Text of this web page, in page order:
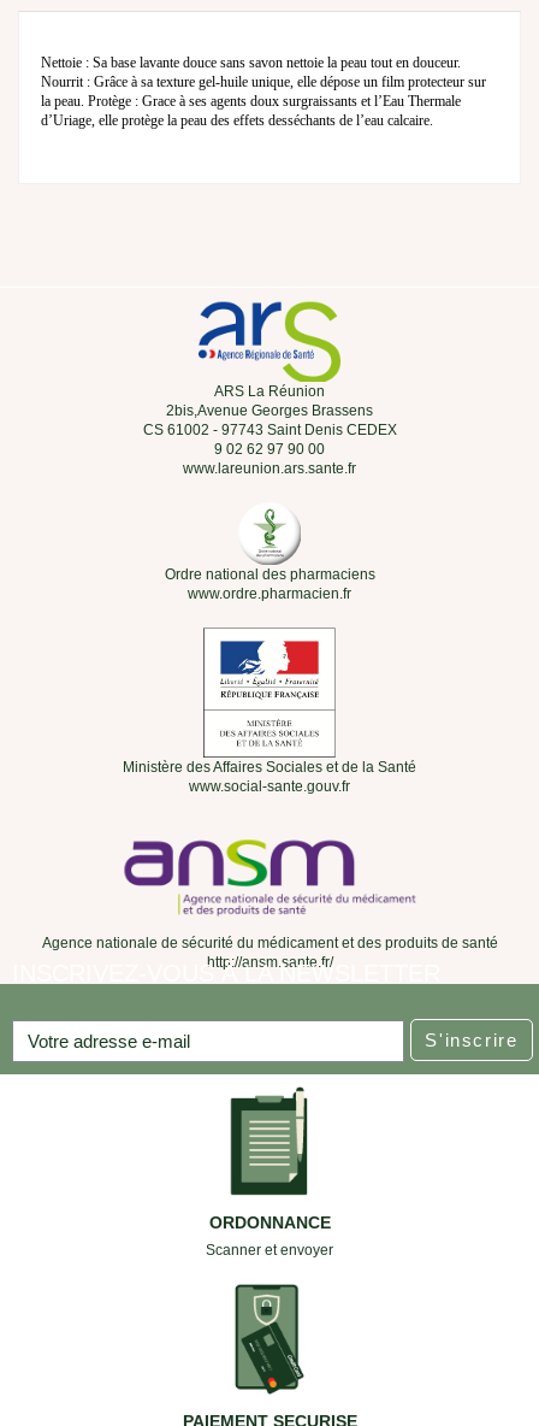
Nettoie : Sa base lavante douce sans savon nettoie la peau tout en douceur.
Nourrit : Grâce à sa texture gel-huile unique, elle dépose un film protecteur sur
la peau. Protège : Grace à ses agents doux surgraissants et l’Eau Thermale
d’Uriage, elle protège la peau des effets desséchants de l’eau calcaire.
ARS La Réunion
2bis,Avenue Georges Brassens
CS 61002 - 97743 Saint Denis CEDEX
9 02 62 97 90 00
www.lareunion.ars.sante.fr
Ordre national des pharmaciens
www.ordre.pharmacien.fr
Ministère des Affaires Sociales et de la Santé
www.social-sante.gouv.fr
Agence nationale de sécurité du médicament et des produits de santé
http://ansm.sante.fr/
INSCRIVEZ-VOUS À LA NEWSLETTER
S'inscrire
ORDONNANCE
Scanner et envoyer
PAIEMENT SECURISE